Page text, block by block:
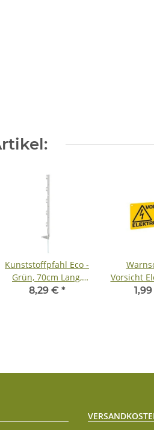
Kunststoffpfahl Eco -
Grün, 70cm Lang,
18cm Bodennagel
8,29 € *
Vorsicht